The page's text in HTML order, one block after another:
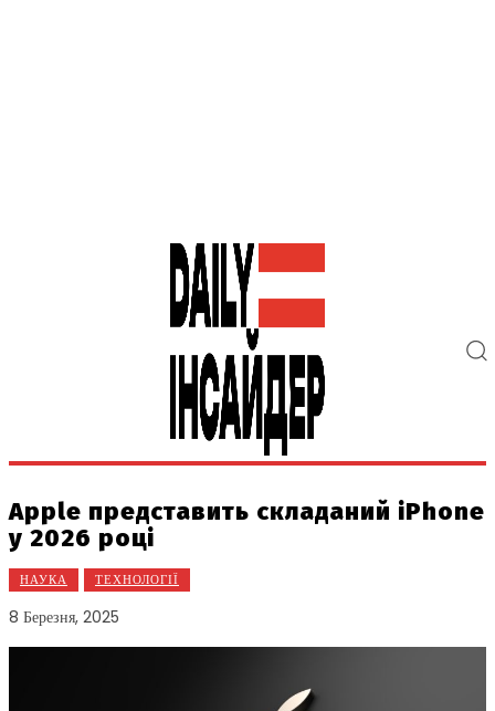
Apple представить складаний iPhone
у 2026 році
НАУКА ТЕХНОЛОГІЇ
8 Березня, 2025